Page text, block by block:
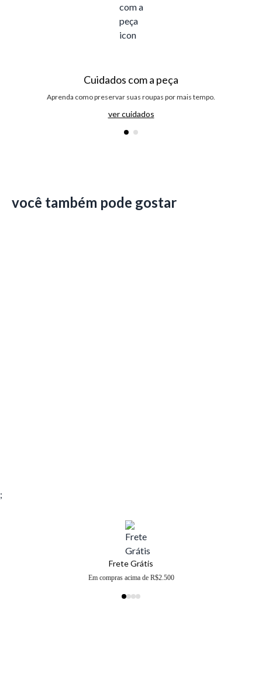
Cuidados com a peça
Aprenda como preservar suas roupas por mais tempo.
ver cuidados
você também pode gostar
;
Frete Grátis
Em compras acima de R$2.500